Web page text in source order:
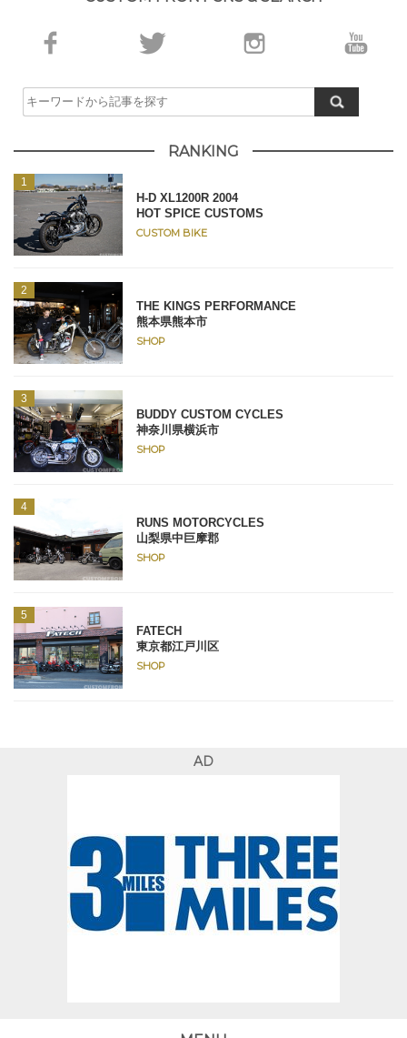
RANKING
H-D XL1200R 2004
HOT SPICE CUSTOMS
CUSTOM BIKE
THE KINGS PERFORMANCE
熊本県熊本市
SHOP
BUDDY CUSTOM CYCLES
神奈川県横浜市
SHOP
RUNS MOTORCYCLES
山梨県中巨摩郡
SHOP
FATECH
東京都江戸川区
SHOP
AD